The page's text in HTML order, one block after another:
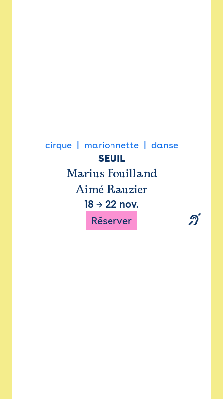
cirque marionnette danse
SEUIL
Marius Fouilland
Aimé Rauzier
18 → 22 nov.
Réserver